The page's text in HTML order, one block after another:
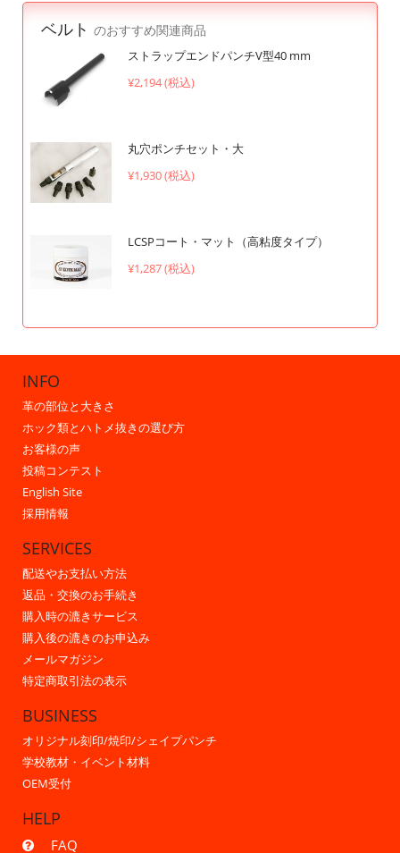
ベルト のおすすめ関連商品
ストラップエンドパンチV型40 mm
¥2,194 (税込)
丸穴ポンチセット・大
¥1,930 (税込)
LCSPコート・マット（高粘度タイプ）
¥1,287 (税込)
INFO
革の部位と大きさ
ホック類とハトメ抜きの選び方
お客様の声
投稿コンテスト
English Site
採用情報
SERVICES
配送やお支払い方法
返品・交換のお手続き
購入時の漉きサービス
購入後の漉きのお申込み
メールマガジン
特定商取引法の表示
BUSINESS
オリジナル刻印/焼印/シェイプパンチ
学校教材・イベント材料
OEM受付
HELP
FAQ